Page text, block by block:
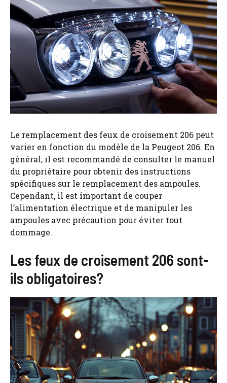
Le remplacement des feux de croisement 206 peut
varier en fonction du modèle de la Peugeot 206. En
général, il est recommandé de consulter le manuel
du propriétaire pour obtenir des instructions
spécifiques sur le remplacement des ampoules.
Cependant, il est important de couper
l’alimentation électrique et de manipuler les
ampoules avec précaution pour éviter tout
dommage.
Les feux de croisement 206 sont-
ils obligatoires?